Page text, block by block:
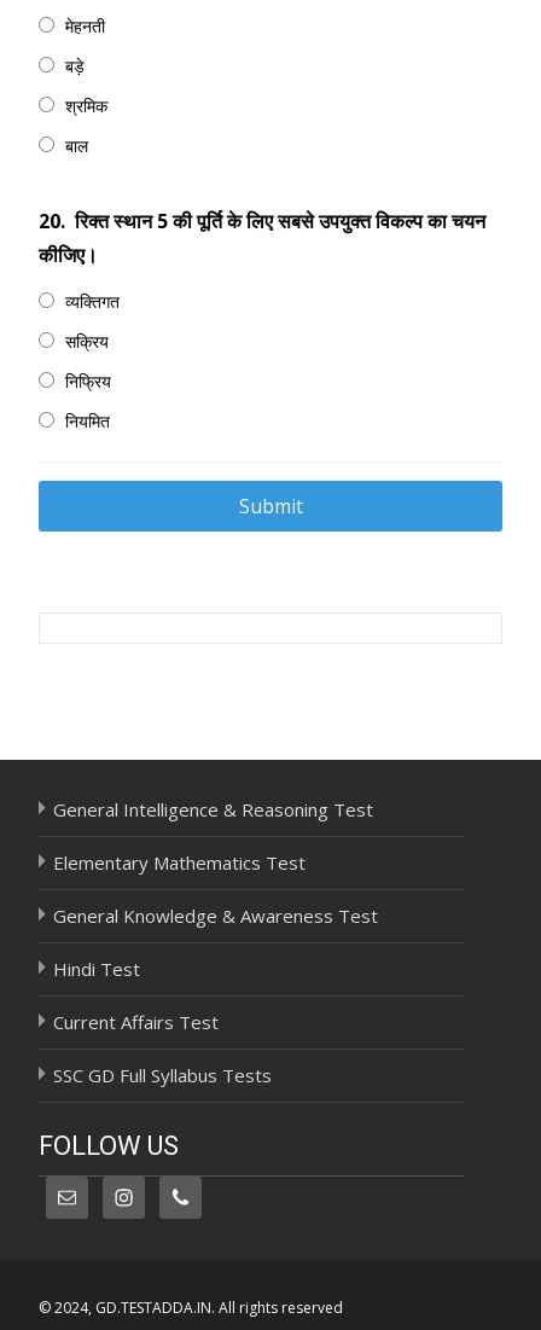
मेहनती
बड़े
श्रमिक
बाल
20. रिक्त स्थान 5 की पूर्ति के लिए सबसे उपयुक्त विकल्प का चयन
कीजिए।
व्यक्तिगत
सक्रिय
निफ्रिय
नियमित
Post
General Intelligence & Reasoning Test
Elementary Mathematics Test
General Knowledge & Awareness Test
Hindi Test
Current Affairs Test
SSC GD Full Syllabus Tests
FOLLOW US
© 2024, GD.TESTADDA.IN. All rights reserved